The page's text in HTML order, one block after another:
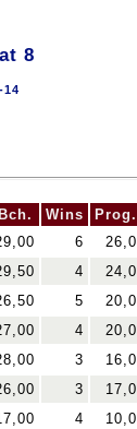
8
14
Bch. Wins Prog.
6 26,0
4 24,0
5 20,0
4 20,0
3 16,0
3 17,0
4 10,0